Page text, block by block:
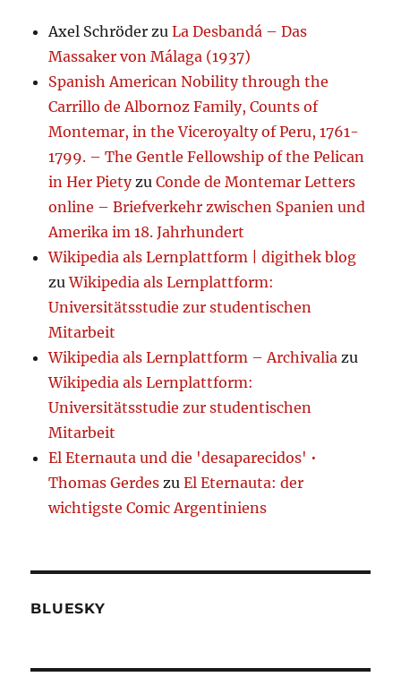
Axel Schröder zuLa Desbandá – Das
Massaker von Málaga (1937)
Spanish American Nobility through the
Carrillo de Albornoz Family, Counts of
Montemar, in the Viceroyalty of Peru, 1761-
1799. – The Gentle Fellowship of the Pelican
in Her PietyzuConde de Montemar Letters
online – Briefverkehr zwischen Spanien und
Amerika im 18. Jahrhundert
Wikipedia als Lernplattform | digithek blog
zuWikipedia als Lernplattform:
Universitätsstudie zur studentischen
Mitarbeit
Wikipedia als Lernplattform – Archivalia zu
Wikipedia als Lernplattform:
Universitätsstudie zur studentischen
Mitarbeit
El Eternauta und die 'desaparecidos' •
Thomas Gerdes zuEl Eternauta: der
wichtigste Comic Argentiniens
BLUESKY